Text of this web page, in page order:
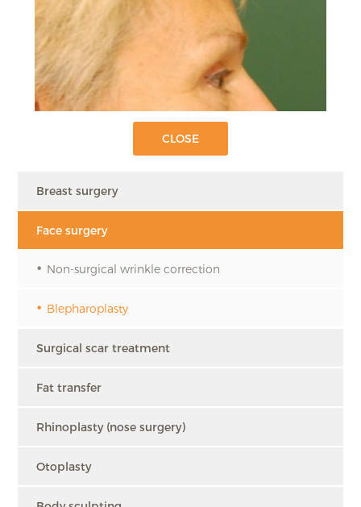
Breast surgery
Face surgery
Non-surgical wrinkle correction
Blepharoplasty
Surgical scar treatment
Fat transfer
Rhinoplasty (nose surgery)
Otoplasty